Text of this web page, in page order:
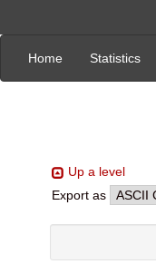
Home Statistics
Up a level
Export as